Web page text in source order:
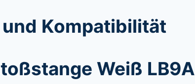
Kompatibilität
Weiß LB9A